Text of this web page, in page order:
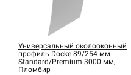
Универсальный околооконный
профиль Docke 89/254 мм
Standard/Premium 3000 мм,
Пломбир